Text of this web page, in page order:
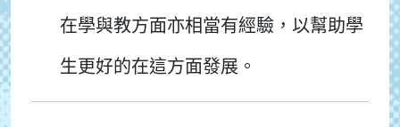
在學與教方面亦相當有經驗，以幫助學
生更好的在這方面發展。